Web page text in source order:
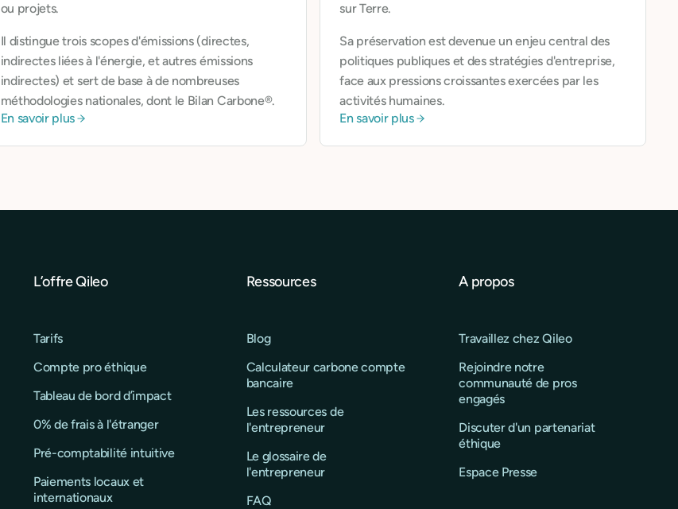
ou projets.
Il distingue trois scopes d'émissions (directes,
indirectes liées à l'énergie, et autres émissions
indirectes) et sert de base à de nombreuses
méthodologies nationales, dont le Bilan Carbone®.
En savoir plus
sur Terre.
Sa préservation est devenue un enjeu central des
politiques publiques et des stratégies d'entreprise,
face aux pressions croissantes exercées par les
activités humaines.
En savoir plus
L’offre Qileo
Tarifs
Compte pro éthique
Tableau de bord d’impact
0% de frais à l'étranger
Pré-comptabilité intuitive
Paiements locaux et
internationaux
Ressources
Blog
Calculateur carbone compte
bancaire
Les ressources de
l'entrepreneur
Le glossaire de
l'entrepreneur
FAQ
A propos
Travaillez chez Qileo
Rejoindre notre
communauté de pros
engagés
Discuter d'un partenariat
éthique
Espace Presse